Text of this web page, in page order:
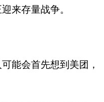
来存量战争。
能会首先想到美团，